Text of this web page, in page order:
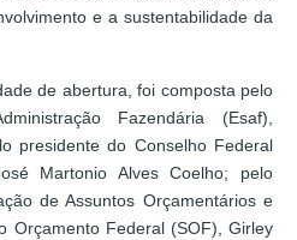
e a sustentabilidade da
de abertura, foi composta pelo
Fazendária (Esaf),
presidente do Conselho Federal
Martonio Alves Coelho; pelo
de Assuntos Orçamentários e
Orçamento Federal (SOF), Girley